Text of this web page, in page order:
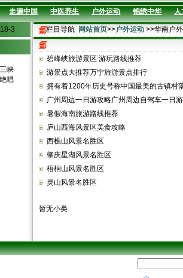
走遍中国 中医养生 户外运动 锦绣中华 人
3
峡
唱
栏目导航 网站首页>>户外运动 >>华南户
碧峰峡旅游景区 游玩路线推荐
游景点大推荐万宁旅游景点排行
拥有着1200年历史号称中国最美的古镇村
广州周边一日游攻略广州周边自驾车一日
暑假海南旅游路线推荐
庐山西海风景区美食攻略
西樵山风景名胜区
肇庆星湖风景名胜区
梧桐山风景名胜区
灵山风景名胜区
暂无小类